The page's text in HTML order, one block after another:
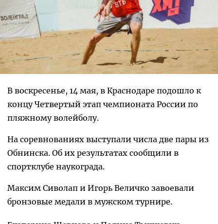
В воскресенье, 14 мая, в Краснодаре подошло к
концу Четвертый этап чемпионата России по
пляжному волейболу.
На соревнованиях выступали числа две пары из
Обнинска. Об их результатах сообщили в
спортклубе наукограда.
Максим Сиволап и Игорь Величко завоевали
бронзовые медали в мужском турнире.